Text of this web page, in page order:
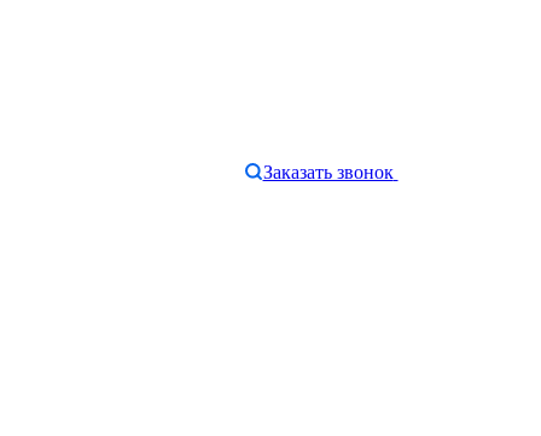
Заказать звонок